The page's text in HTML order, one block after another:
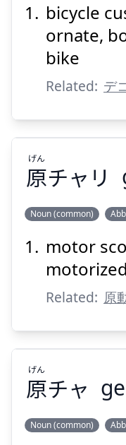
bicycle
ornate,
bike
Related: デ
Suspend
原チャリ
げん
Noun (common)
motor
Related: 原
原チャ
げん
Noun (common)